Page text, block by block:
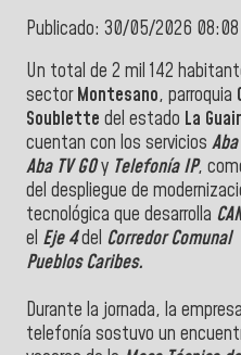
Publicado: 30/05/2026 08:08
Un total de 2 mil 142
sectorMontesano, parroquia
Soublette del estado La
cuentan con los servicios
Aba TV GOy Telefonía IP,
del despliegue de
tecnológica que desarrolla
el Eje 4del Corredor Comunal
Pueblos Caribes.
Durante la jornada, la
telefonía sostuvo un